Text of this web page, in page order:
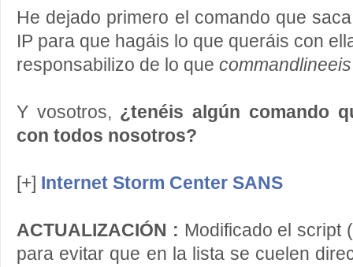
He dejado primero el comando que
IP para que hagáis lo que queráis con
responsabilizo de lo que commandlineeis
Y vosotros, ¿tenéis algún comando
con todos nosotros?
[+] Internet Storm Center SANS
ACTUALIZACIÓN : Modificado el script (
para evitar que en la lista se cuelen